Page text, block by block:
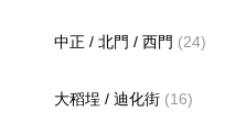
中正 / 北門 / 西門 (24)
大稻埕 / 迪化街 (16)